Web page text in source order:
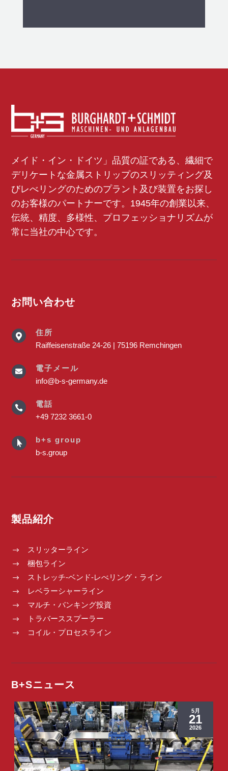
工場
概要へ
メイド・イン・ドイツ」品質の証である、繊細で
デリケートな金属ストリップのスリッティング及
びレべリングのためのプラント及び装置をお探し
のお客様のパートナーです。1945年の創業以来、
伝統、精度、多様性、プロフェッショナリズムが
常に当社の中心です。
お問い合わせ

住所
Raiffeisenstraße 24-26 | 75196 Remchingen

電子メール
info@b-s-germany.de

電話
+49 7232 3661-0

b+s group
b-s.group
製品紹介
$ スリッターライン
$ 梱包ライン
$ ストレッチ-ベンド-レべリング・ライン
$ レベラーシャーライン
$ マルチ・バンキング投資
$ トラバーススプーラー
$ コイル・プロセスライン
B+Sニュース
5月
21
2026